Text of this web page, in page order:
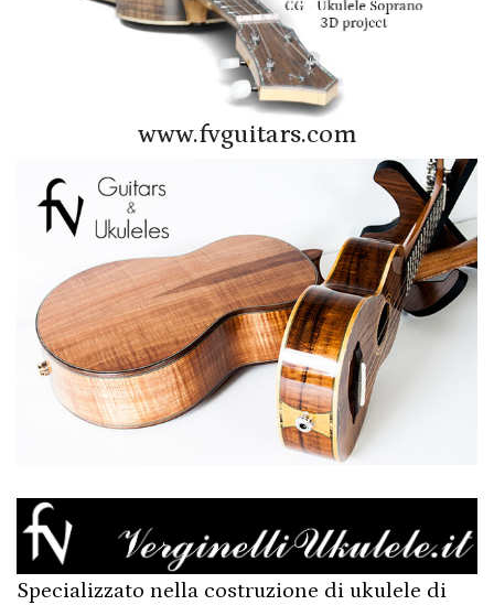
www.fvguitars.com
Specializzato nella costruzione di ukulele di